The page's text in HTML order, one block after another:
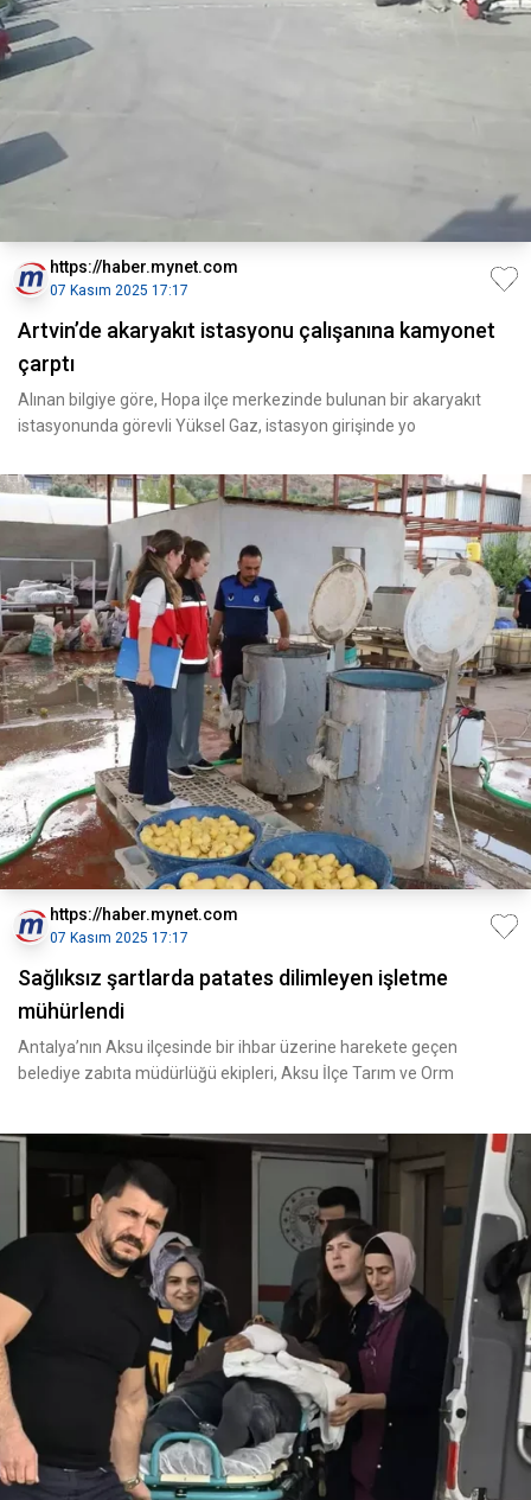
https://haber.mynet.com
07 Kasım 2025 17:17
Artvin’de akaryakıt istasyonu çalışanına kamyonet
çarptı
Alınan bilgiye göre, Hopa ilçe merkezinde bulunan bir akaryakıt
istasyonunda görevli Yüksel Gaz, istasyon girişinde yo
https://haber.mynet.com
07 Kasım 2025 17:17
Sağlıksız şartlarda patates dilimleyen işletme
mühürlendi
Antalya’nın Aksu ilçesinde bir ihbar üzerine harekete geçen
belediye zabıta müdürlüğü ekipleri, Aksu İlçe Tarım ve Orm